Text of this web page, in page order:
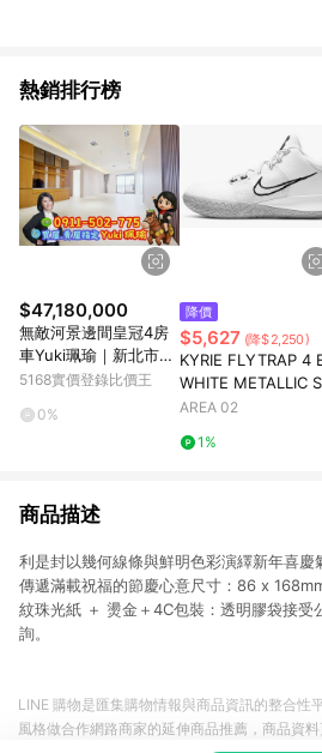
熱銷排行榜
$47,180,000
無敵河景邊間皇冠4房
車Yuki珮瑜｜新北市板
橋區中山路二段
5168實價登錄比價王
0%
降價
$5,627 (降$2,250)
KYRIE FLYTRAP 4
WHITE METALLIC
VER
AREA 02
1%
商品描述
利是封以幾何線條與鮮明色彩演繹新年喜慶
傳遞滿載祝福的節慶心意尺寸：86 x
紋珠光紙 ＋ 燙金＋4C包裝：透明膠袋接受
詢。
LINE 購物是匯集購物情報與商品資訊的整合性
風格做合作網路商家的延伸商品推薦，商品資